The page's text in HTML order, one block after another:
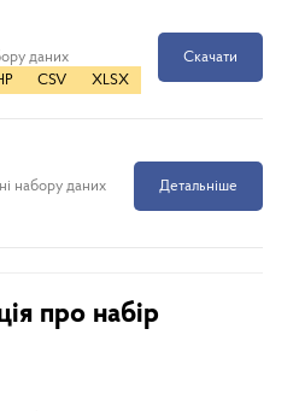
даних
CSV XLSX
Скачати
набору даних
Детальніше
про набір